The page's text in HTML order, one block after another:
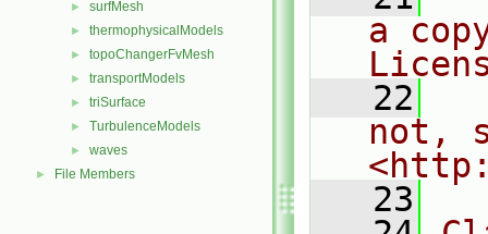
► surfMesh
► thermophysicalModels
► topoChangerFvMesh
► transportModels
► triSurface
► TurbulenceModels
► waves
► File Members
a
   22
not,
   23